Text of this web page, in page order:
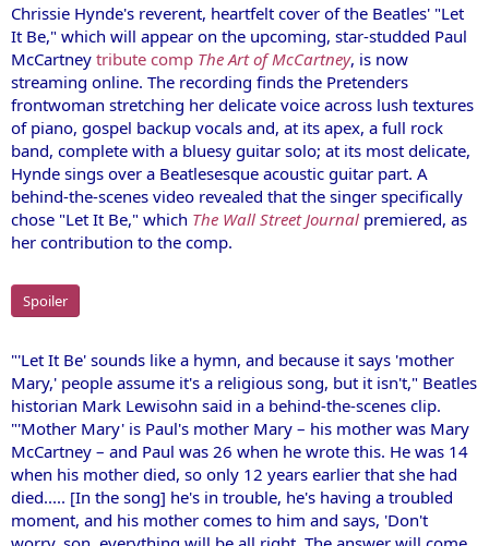
Chrissie Hynde's reverent, heartfelt cover ofthe Beatles' "Let
It Be," which will appear on the upcoming, star-studded Paul
McCartney tribute comp The Art of McCartney, is now
streaming online. The recording finds the Pretenders
frontwoman stretching her delicate voice across lush textures
of piano, gospel backup vocals and, at its apex, a full rock
band, complete with a bluesy guitar solo; at its most delicate,
Hynde sings over a Beatlesesque acoustic guitar part. A
behind-the-scenes video revealed that the singer specifically
chose "Let It Be," which The Wall Street Journal premiered, as
her contribution to the comp.
Spoiler
"'Let It Be' sounds like a hymn, and because it says 'mother
Mary,' people assume it's a religious song, but it isn't," Beatles
historian Mark Lewisohn said in a behind-the-scenes clip.
"'Mother Mary' is Paul's mother Mary – his mother was Mary
McCartney – and Paul was 26 when he wrote this. He was 14
when his mother died, so only 12 years earlier that she had
died..... [In the song] he's in trouble, he's having a troubled
moment, and his mother comes to him and says, 'Don't